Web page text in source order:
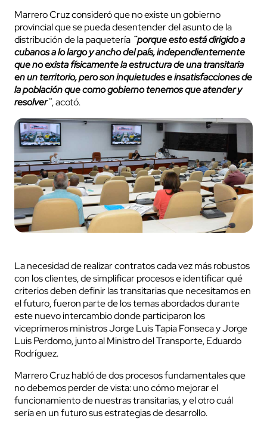
Marrero Cruz consideró que no existe un gobierno
provincial que se pueda desentender del asunto de la
distribución de la paquetería ¨porque esto está dirigido a
cubanos a lo largo y ancho del país, independientemente
que no exista físicamente la estructura de una transitaria
en un territorio, pero son inquietudes e insatisfacciones de
la población que como gobierno tenemos que atender y
resolver¨, acotó.
La necesidad de realizar contratos cada vez más robustos
con los clientes, de simplificar procesos e identificar qué
criterios deben definir las transitarias que necesitamos en
el futuro, fueron parte de los temas abordados durante
este nuevo intercambio donde participaron los
viceprimeros ministros Jorge Luis Tapia Fonseca y Jorge
Luis Perdomo, junto al Ministro del Transporte, Eduardo
Rodríguez.
Marrero Cruz habló de dos procesos fundamentales que
no debemos perder de vista: uno cómo mejorar el
funcionamiento de nuestras transitarias, y el otro cuál
sería en un futuro sus estrategias de desarrollo.